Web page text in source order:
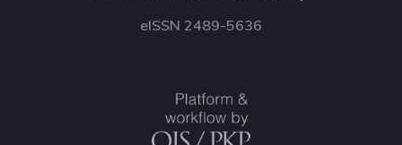
eISSN 2489-5636